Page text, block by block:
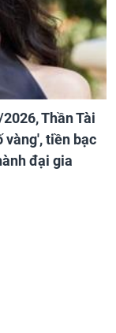
Thần Tài
vàng', tiền bạc
đại gia